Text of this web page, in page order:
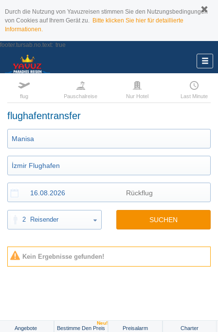
Durch die Nutzung von Yavuzreisen stimmen Sie den Nutzungsbedingungen
von Cookies auf Ihrem Gerät zu. Bitte klicken Sie hier für detaillierte
Informationen.
footer.tursab.no.text: true
flug Pauschalreise Nur Hotel Last Minute
flughafentransfer
2 Reisender SUCHEN
Kein Ergebnisse gefunden!
Angebote Bestimme Den Preis
Neu!
Preisalarm Charter